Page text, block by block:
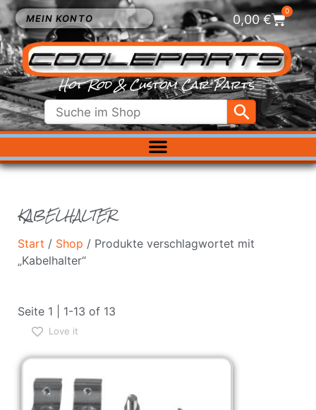
MEIN KONTO 0,00€
0
Hot Rod & Custom Car Parts
ELEKTRIK
KÜHLUNG
KABELHALTER
Start / Shop / Produkte verschlagwortet mit
„Kabelhalter“
Seite 1 | 1-13 of 13
Love it